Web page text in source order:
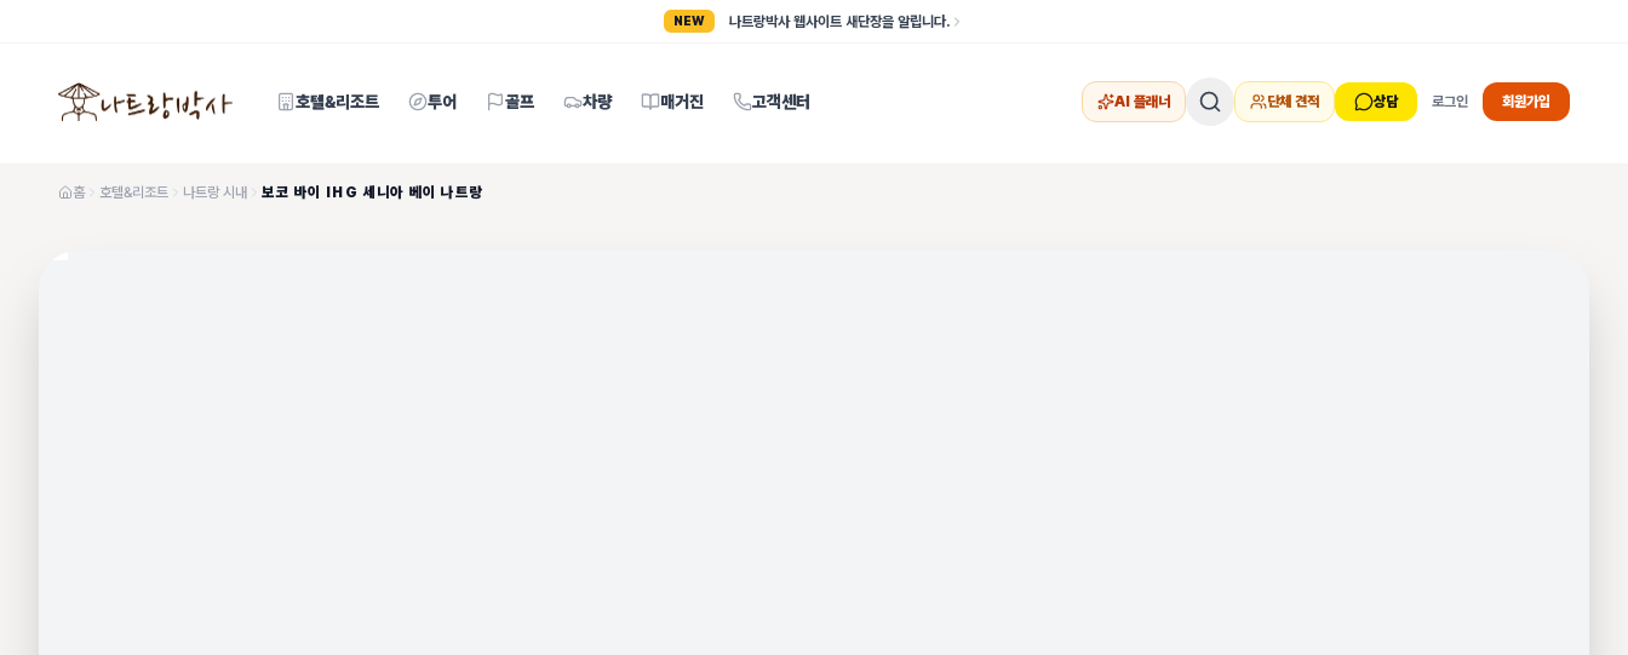
NEW 나트랑박사 웹사이트 새단장을 알립니다.
호텔&리조트 투어 골프 차량 매거진 고객센터 AI 플래너 단체 견적 상담 로그인 회원가입
홈 호텔&리조트 나트랑 시내 보코 바이 IHG 세니아 베이 나트랑